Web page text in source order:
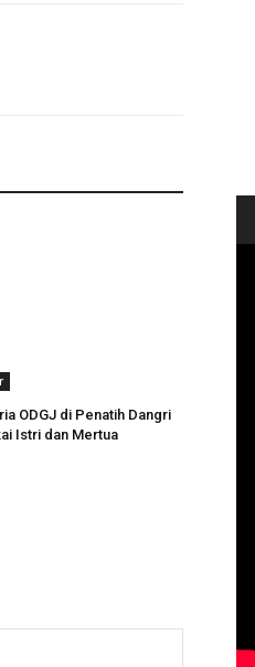
ODGJ di Penatih Dangri
Istri dan Mertua